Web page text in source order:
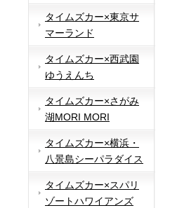
タイムズカー×東京サ
マーランド
タイムズカー×西武園
ゆうえんち
タイムズカー×さがみ
湖MORI MORI
タイムズカー×横浜・
八景島シーパラダイス
タイムズカー×スパリ
ゾートハワイアンズ